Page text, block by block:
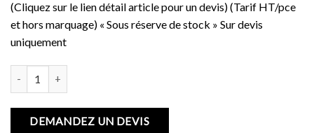
(Cliquez sur le lien détail article pour un devis) (Tarif HT/pce
et hors marquage) « Sous réserve de stock » Sur devis
uniquement
DEMANDEZ UN DEVIS